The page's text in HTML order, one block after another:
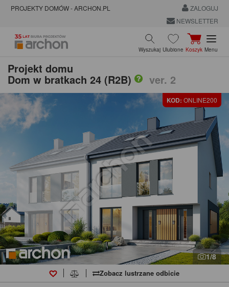
PROJEKTY DOMÓW - ARCHON.PL
ZALOGUJ
NEWSLETTER
Wyszukaj Ulubione Koszyk Menu
Projekt domu
Dom w bratkach 24 (R2B) ver. 2
KOD: ONLINE200
1/8
Zobacz lustrzane odbicie